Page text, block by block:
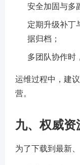
安全加固与多
定期升级补丁
据归档；
多团队协作时
运维过程中，建
营。
九、权威资
为了下载到最新